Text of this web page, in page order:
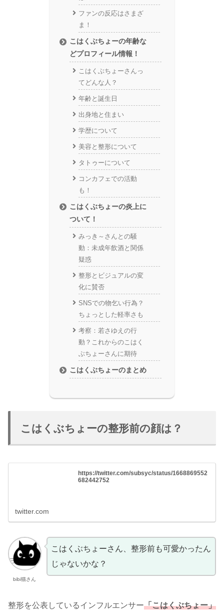
ファンの反応はさまざ
ま！
こはくぶちょーの年齢な
どプロフィール情報！
こはくぶちょーさんっ
てどんな人？
年齢と誕生日
出身地と住まい
学歴について
美容と整形について
タトゥーについて
コンカフェでの活動
も！
こはくぶちょーの炎上に
ついて！
みっき～さんとの騒
動：未成年飲酒と関係
疑惑
整形とビジュアルの変
化に賛否
SNSでの物乞い行為？
ちょっとした軽率さも
考察：若さゆえの行
動？これからのこはく
ぶちょーさんに期待
こはくぶちょーのまとめ
こはくぶちょーの整形前の顔は？
https://twitter.com/subsyc/status/1668869552
682442752
twitter.com
bibi猫さん
こはくぶちょーさん、整形前も可愛かったん
じゃないかな？
整形を公表しているインフルエンサー「こはくぶちょー」